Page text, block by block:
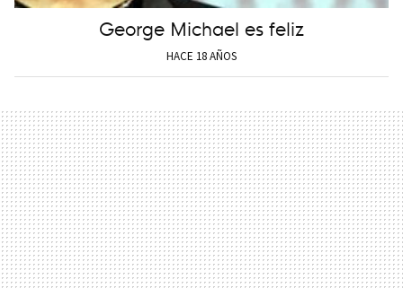
George Michael es feliz
HACE 18 AÑOS